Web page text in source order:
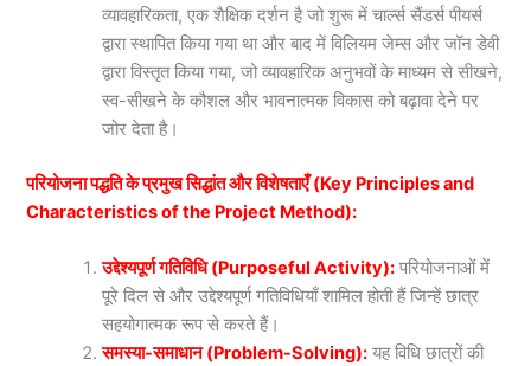
व्यावहारिकता, एक शैक्षिक दर्शन है जो शुरू में चार्ल्स सैंडर्स पीयर्स
द्वारा स्थापित किया गया था और बाद में विलियम जेम्स और जॉन डेवी
द्वारा विस्तृत किया गया, जो व्यावहारिक अनुभवों के माध्यम से सीखने,
स्व-सीखने के कौशल और भावनात्मक विकास को बढ़ावा देने पर
जोर देता है।
परियोजना पद्धति के प्रमुख सिद्धांत और विशेषताएँ (Key Principles and
Characteristics of the Project Method):
उद्देश्यपूर्ण गतिविधि (Purposeful Activity): परियोजनाओं में
पूरे दिल से और उद्देश्यपूर्ण गतिविधियाँ शामिल होती हैं जिन्हें छात्र
सहयोगात्मक रूप से करते हैं।
समस्या-समाधान (Problem-Solving): यह विधि छात्रों की